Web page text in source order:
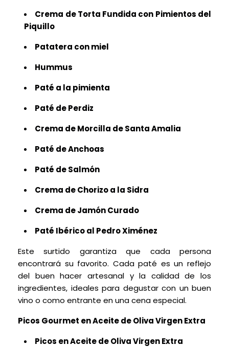
Crema de Torta Fundida con Pimientos del
Piquillo
Patatera con miel
Hummus
Paté a la pimienta
Paté de Perdiz
Crema de Morcilla de Santa Amalia
Paté de Anchoas
Paté de Salmón
Crema de Chorizoa la Sidra
Crema de Jamón Curado
Paté Ibérico al Pedro Ximénez
Este surtido garantiza que cada persona
encontrará su favorito. Cada paté es un reflejo
del buen hacer artesanal y la calidad de los
ingredientes, ideales para degustar con un buen
vino o como entrante en una cena especial.
Picos Gourmet en Aceite de Oliva Virgen Extra
Picos en Aceite de Oliva Virgen Extra